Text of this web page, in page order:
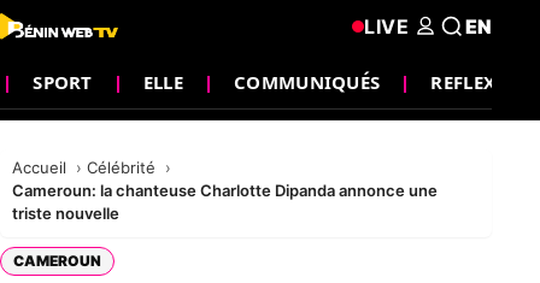
SPORT ELLE COMMUNIQUÉS REFLEXION
LIVE EN
Accueil
Célébrité
Cameroun: la chanteuse Charlotte Dipanda annonce une
triste nouvelle
CAMEROUN